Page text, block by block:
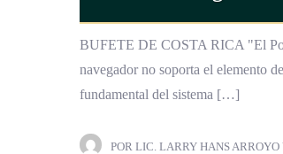
BUFETE DE COSTA RICA "El
navegador no soporta el elemento
fundamental del sistema […]
POR LIC. LARRY HANS ARROYO